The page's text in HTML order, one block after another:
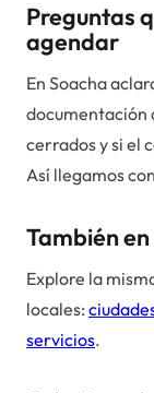
Preguntas
agendar
En Soacha
documentación
cerrados y si el
Así llegamos
También
Explore la
locales:
servicios.